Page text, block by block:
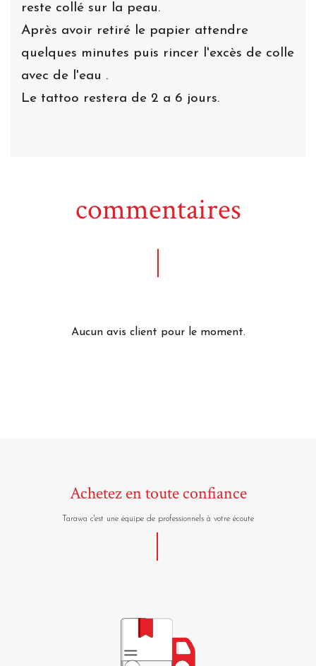
reste collé sur la peau.
Après avoir retiré le papier attendre
quelques minutes puis rincer l'excès de colle
avec de l'eau .
Le tattoo restera de 2 a 6 jours.
commentaires
Aucun avis client pour le moment.
Achetez en toute confiance
Tarawa c'est une équipe de professionnels à votre écoute